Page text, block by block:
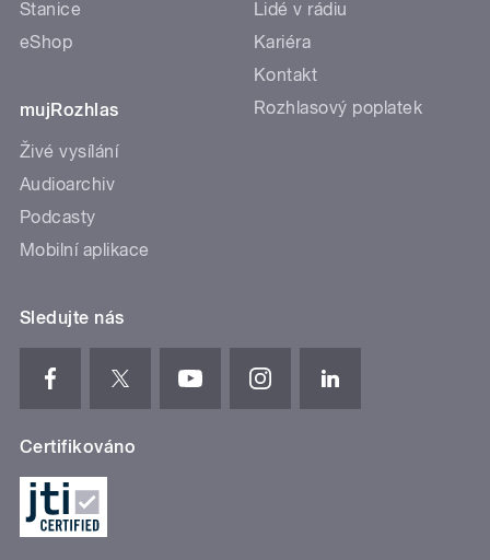
Stanice
eShop
mujRozhlas
Živé vysílání
Audioarchiv
Podcasty
Mobilní aplikace
Lidé v rádiu
Kariéra
Kontakt
Rozhlasový poplatek
Sledujte nás
Certifikováno